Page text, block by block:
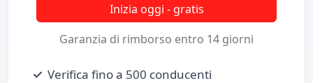
Inizia oggi - gratis
Garanzia di rimborso entro 14 giorni
Verifica fino a 500 conducenti